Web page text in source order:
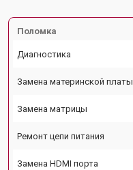
Поломка
Диагностика
Замена материнской платы
Замена матрицы
Ремонт цепи питания
Замена HDMI порта